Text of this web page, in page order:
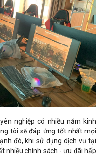
nghiệp có nhiều năm kinh
tôi sẽ đáp ứng tốt nhất mọi
đó, khi sử dụng dịch vụ tại
nhiều chính sách - ưu đãi hấp